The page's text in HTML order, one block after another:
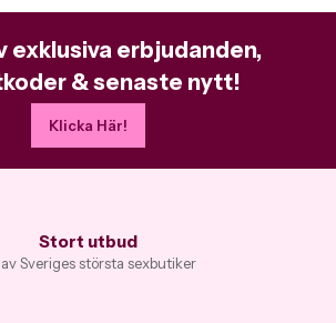
exklusiva erbjudanden,
& senaste nytt!
Klicka Här!
Stort utbud
Sveriges största sexbutiker